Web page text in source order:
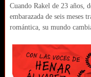
Cuando Rakel de 23 años,
embarazada de seis meses
romántica, su mundo